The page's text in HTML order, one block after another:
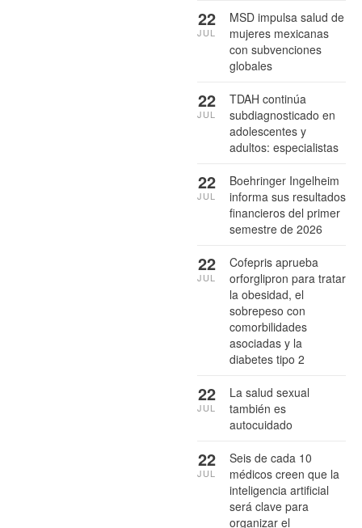
MSD impulsa salud de
mujeres mexicanas
con subvenciones
globales
22
JUL
TDAH continúa
subdiagnosticado en
adolescentes y
adultos: especialistas
22
JUL
Boehringer Ingelheim
informa sus resultados
financieros del primer
semestre de 2026
22
JUL
Cofepris aprueba
orforglipron para tratar
la obesidad, el
sobrepeso con
comorbilidades
asociadas y la
diabetes tipo 2
22
JUL
La salud sexual
también es
autocuidado
22
JUL
Seis de cada 10
médicos creen que la
inteligencia artificial
será clave para
organizar el
22
JUL